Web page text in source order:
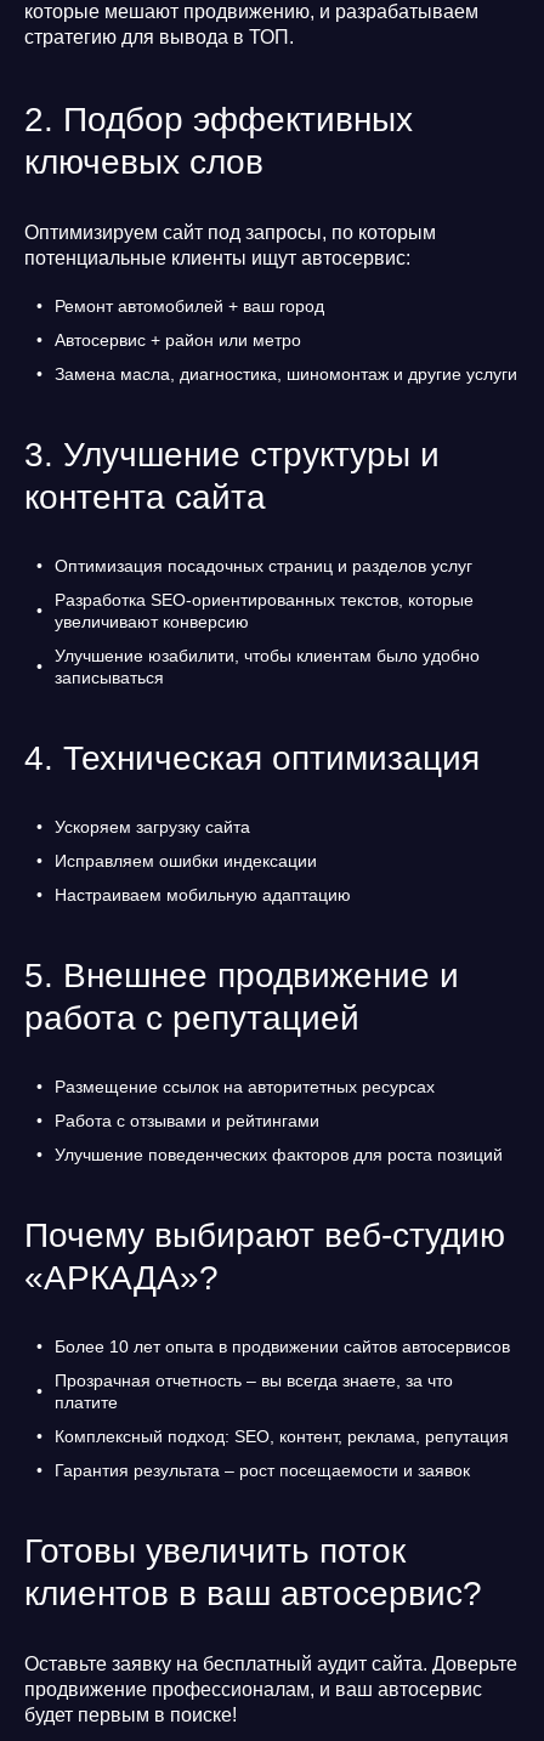
которые мешают продвижению, и разрабатываем
стратегию для вывода в ТОП.
2. Подбор эффективных
ключевых слов
Оптимизируем сайт под запросы, по которым
потенциальные клиенты ищут автосервис:
Ремонт автомобилей + ваш город
Автосервис + район или метро
Замена масла, диагностика, шиномонтаж и другие услуги
3. Улучшение структуры и
контента сайта
Оптимизация посадочных страниц и разделов услуг
Разработка SEO-ориентированных текстов, которые
увеличивают конверсию
Улучшение юзабилити, чтобы клиентам было удобно
записываться
4. Техническая оптимизация
Ускоряем загрузку сайта
Исправляем ошибки индексации
Настраиваем мобильную адаптацию
5. Внешнее продвижение и
работа с репутацией
Размещение ссылок на авторитетных ресурсах
Работа с отзывами и рейтингами
Улучшение поведенческих факторов для роста позиций
Почему выбирают веб-студию
«АРКАДА»?
Более 10 лет опыта в продвижении сайтов автосервисов
Прозрачная отчетность – вы всегда знаете, за что
платите
Комплексный подход: SEO, контент, реклама, репутация
Гарантия результата – рост посещаемости и заявок
Готовы увеличить поток
клиентов в ваш автосервис?
Оставьте заявку на бесплатный аудит сайта. Доверьте
продвижение профессионалам, и ваш автосервис
будет первым в поиске!